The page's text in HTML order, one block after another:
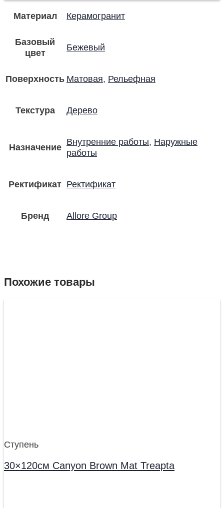
Материал Керамогранит
Базовый
цвет
Бежевый
Поверхность Матовая, Рельефная
Текстура Дерево
Назначение
Внутренние работы, Наружные
работы
Ректификат Ректификат
Бренд Allore Group
Похожие товары
Ступень
30×120см Canyon Brown Mat Treapta